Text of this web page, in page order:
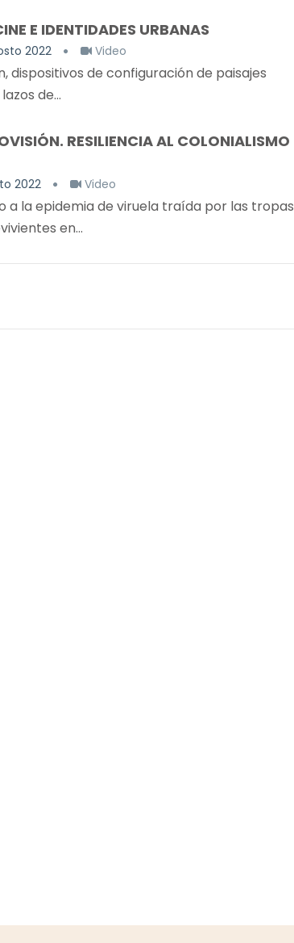
E IDENTIDADES URBANAS
2022 Video
dispositivos de configuración de paisajes
de...
RESILIENCIA AL COLONIALISMO
2022 Video
la epidemia de viruela traída por las tropas
en...